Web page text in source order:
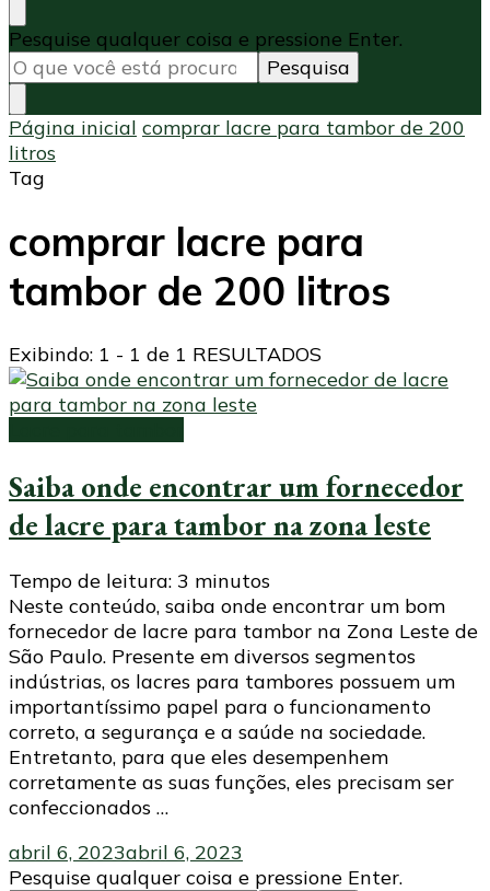
Procurando
algo?
Pesquise qualquer coisa e pressione Enter.
Página inicial comprar lacre para tambor de 200
litros
Tag
comprar lacre para
tambor de 200 litros
Exibindo: 1 - 1 de 1 RESULTADOS
Saiba onde encontrar um fornecedor
de lacre para tambor na zona leste
Tempo de leitura: 3 minutos
Neste conteúdo, saiba onde encontrar um bom
fornecedor de lacre para tambor na Zona Leste de
São Paulo. Presente em diversos segmentos
indústrias, os lacres para tambores possuem um
importantíssimo papel para o funcionamento
correto, a segurança e a saúde na sociedade.
Entretanto, para que eles desempenhem
corretamente as suas funções, eles precisam ser
confeccionados …
abril 6, 2023abril 6, 2023
Procurando
Pesquise qualquer coisa e pressione Enter.